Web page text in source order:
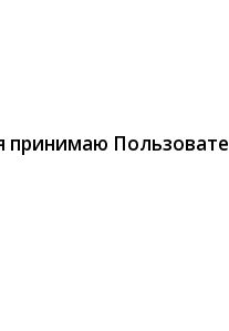
принимаю